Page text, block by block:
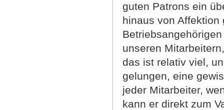
guten Patrons ein
hinaus von
unseren
das ist relativ viel,
gelungen, eine
jeder Mitarbeiter,
kann er direkt zum